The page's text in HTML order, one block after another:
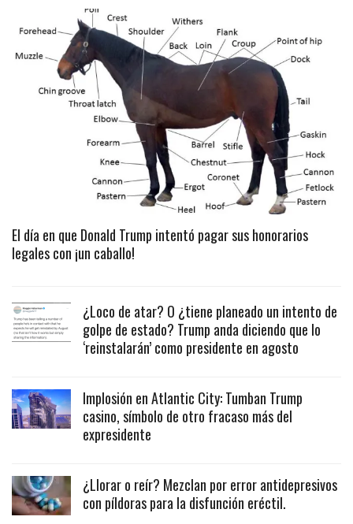
El día en que Donald Trump intentó pagar sus honorarios
legales con ¡un caballo!
¿Loco de atar? O ¿tiene planeado un intento de
golpe de estado? Trump anda diciendo que lo
‘reinstalarán’ como presidente en agosto
Implosión en Atlantic City: Tumban Trump
casino, símbolo de otro fracaso más del
expresidente
¿Llorar o reír? Mezclan por error antidepresivos
con píldoras para la disfunción eréctil.